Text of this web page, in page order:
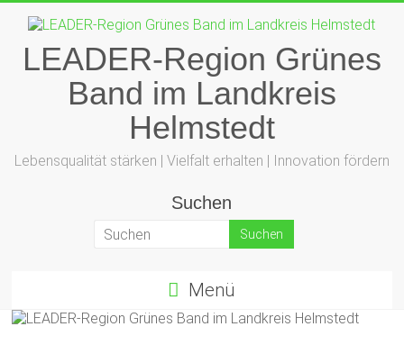
Inhalt
springenLEADER-Region Grünes
Band im Landkreis
Helmstedt
Lebensqualität stärken | Vielfalt erhalten | Innovation fördern
Suchen
Menü